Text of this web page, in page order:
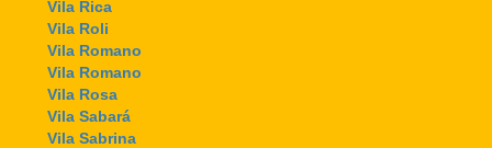
Vila Rica
Vila Roli
Vila Romano
Vila Romano
Vila Rosa
Vila Sabará
Vila Sabrina